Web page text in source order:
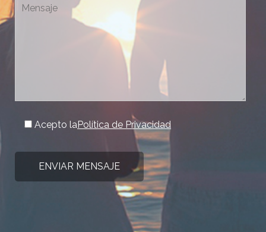
Acepto laPolítica de Privacidad